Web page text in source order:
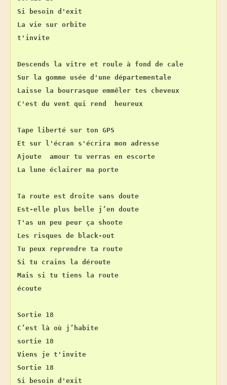
Si besoin d'exit
La vie sur orbite
t'invite
Descends la vitre et roule à fond de cale
Sur la gomme usée d'une départementale
Laisse la bourrasque emmêler tes cheveux
C'est du vent qui rend  heureux
Tape liberté sur ton GPS
Et sur l'écran s'écrira mon adresse
Ajoute  amour tu verras en escorte
La lune éclairer ma porte
Ta route est droite sans doute
Est-elle plus belle j’en doute
T'as un peu peur ça shoote
Les risques de black-out
Tu peux reprendre ta route
Si tu crains la déroute
Mais si tu tiens la route
écoute
Sortie 18
C’est là où j’habite
sortie 18
Viens je t'invite
Sortie 18
Si besoin d'exit